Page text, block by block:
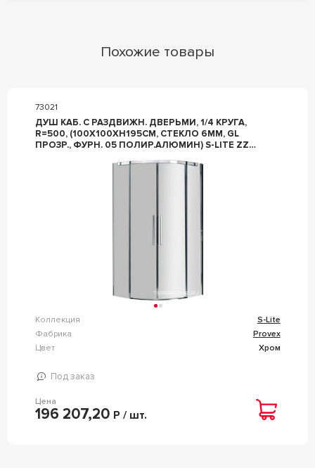
Похожие товары
73021
ДУШ КАБ. C РАЗДВИЖН. ДВЕРЬМИ, 1/4 КРУГА,
R=500, (100Х100ХH195СМ, СТЕКЛО 6ММ, GL
ПРОЗР., ФУРН. 05 ПОЛИР.АЛЮМИН) S-LITE ZZ
Коллекция
S-Lite
Фабрика
Provex
Цвет
Хром
Под заказ
Цена
196 207,20 Р / шт.